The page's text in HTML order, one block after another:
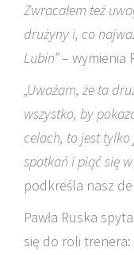
Zwracałem też
drużyny i, co
Lubin”– wymienia
„Uważam, że ta
wszystko, by
celach, to jest
spotkań i piąć się
podkreśla nasz
Pawła Ruska
się do roli trenera: